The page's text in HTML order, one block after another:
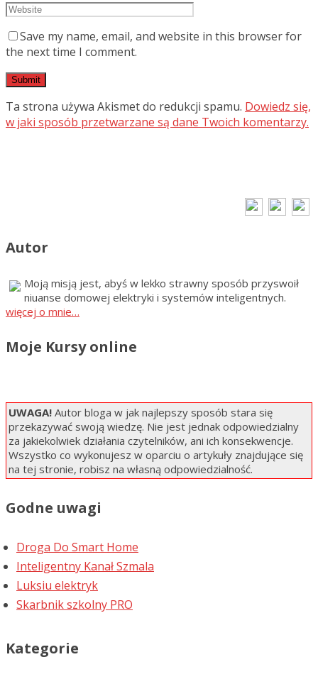
Save my name, email, and website in this browser for
the next time I comment.
Ta strona używa Akismet do redukcji spamu. Dowiedz się,
w jaki sposób przetwarzane są dane Twoich komentarzy.
Autor
Moją misją jest, abyś w lekko strawny sposób przyswoił
niuanse domowej elektryki i systemów inteligentnych.
więcej o mnie…
Moje Kursy online
UWAGA! Autor bloga w jak najlepszy sposób stara się
przekazywać swoją wiedzę. Nie jest jednak odpowiedzialny
za jakiekolwiek działania czytelników, ani ich konsekwencje.
Wszystko co wykonujesz w oparciu o artykuły znajdujące się
na tej stronie, robisz na własną odpowiedzialność.
Godne uwagi
Droga Do Smart Home
Inteligentny Kanał Szmala
Luksiu elektryk
Skarbnik szkolny PRO
Kategorie